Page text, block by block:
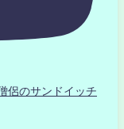
侶のサンドイッチ